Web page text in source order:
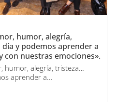
humor, alegría,
y podemos aprender a
con nuestras emociones».
humor, alegría, tristeza…
aprender a...